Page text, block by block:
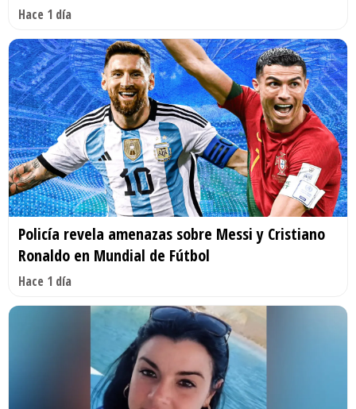
Hace 1 día
Policía revela amenazas sobre Messi y Cristiano
Ronaldo en Mundial de Fútbol
Hace 1 día